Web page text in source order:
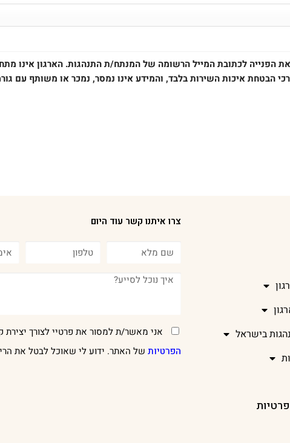
הפנייה לכתובת המייל הרשומה של המנתח/ת התנהגות. הארגון אינו
הבטחת איכות השירות בלבד, והמידע אינו נמסר, נמכר או משותף עם
בישראל
צרו איתנו קשר עוד היום
אני מאשר/ת למסור את פרטיי לצורך יצירת
הפרטיותשל האתר. ידוע לי שאוכל לבטל את